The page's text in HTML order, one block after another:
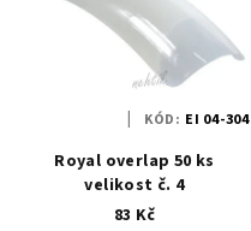
Royal overlap 50 ks
velikost č. 4
83 Kč
KÓD: EI 04-304